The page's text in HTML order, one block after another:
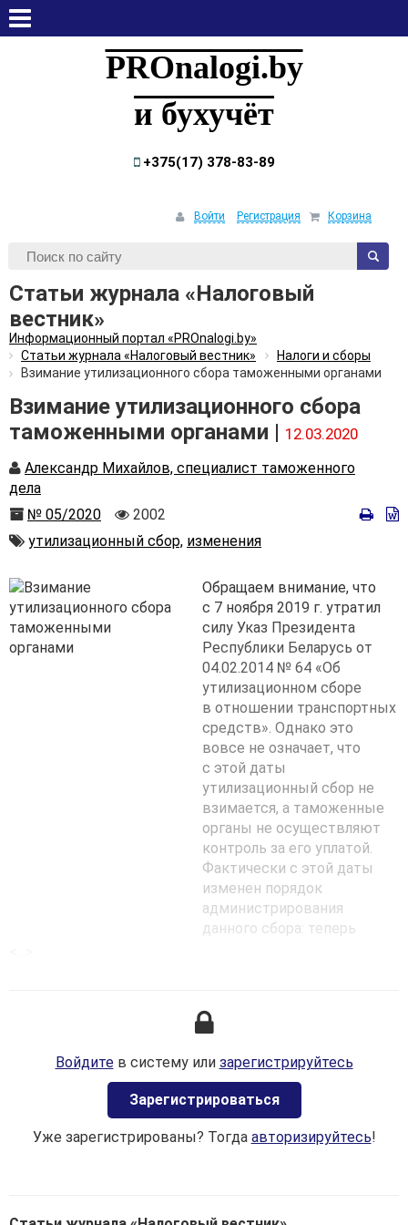
PROnalogi.by
и бухучёт
+375(17) 378-83-89
Войти Регистрация Корзина
Статьи журнала «Налоговый
вестник»
Информационный портал «PROnalogi.by»
Статьи журнала «Налоговый вестник»
Налоги и сборы
Взимание утилизационного сбора таможенными органами
Взимание утилизационного сбора
таможенными органами | 12.03.2020
Автор
Александр Михайлов, специалист таможенного
дела
Номер
№ 05/2020
Количество
просмотров
2002
Автор
утилизационный сбор, изменения
Обращаем внимание, что
с 7 ноября 2019 г. утратил
силу Указ Президента
Республики Беларусь от
04.02.2014 № 64 «Об
утилизационном сборе
в отношении транспортных
средств». Однако это
вовсе не означает, что
с этой даты
утилизационный сбор не
взимается, а таможенные
органы не осуществляют
контроль за его уплатой.
Фактически с этой даты
изменен порядок
администрирования
данного сбора: теперь
в Республике Беларусь,
регламентируется
кодекса Республики
Беларусь (далее — НК),
а также положениями иных
нормативных правовых
актов, изданных в его
Войдитев систему или зарегистрируйтесь
Зaрегистрироваться
Уже зарегистрированы? Тогда авторизируйтесь!